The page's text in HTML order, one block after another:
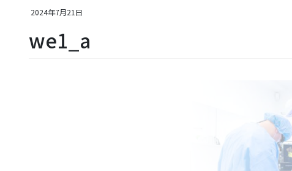
2024年7月21日
we1_a